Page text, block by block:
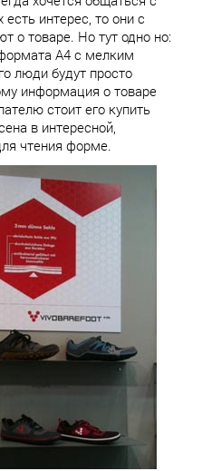
интерес, то они с
о товаре. Но тут одно но:
А4 с мелким
люди будут просто
информация о товаре
стоит его купить
в интересной,
чтения форме.